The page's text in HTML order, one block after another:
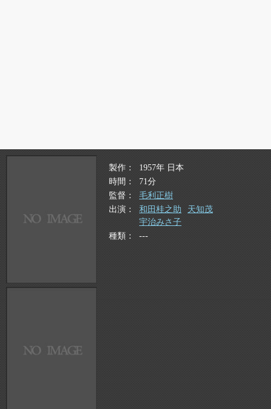
製作
1957年 日本
時間
71分
監督
毛利正樹
出演
和田桂之助
天知茂
宇治みさ子
種類
---